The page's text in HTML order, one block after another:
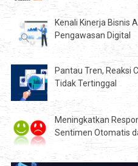
Kenali Kinerja Bisnis
Pengawasan Digital
Pantau Tren, Reaksi
Tidak Tertinggal
Meningkatkan
Sentimen Otomatis